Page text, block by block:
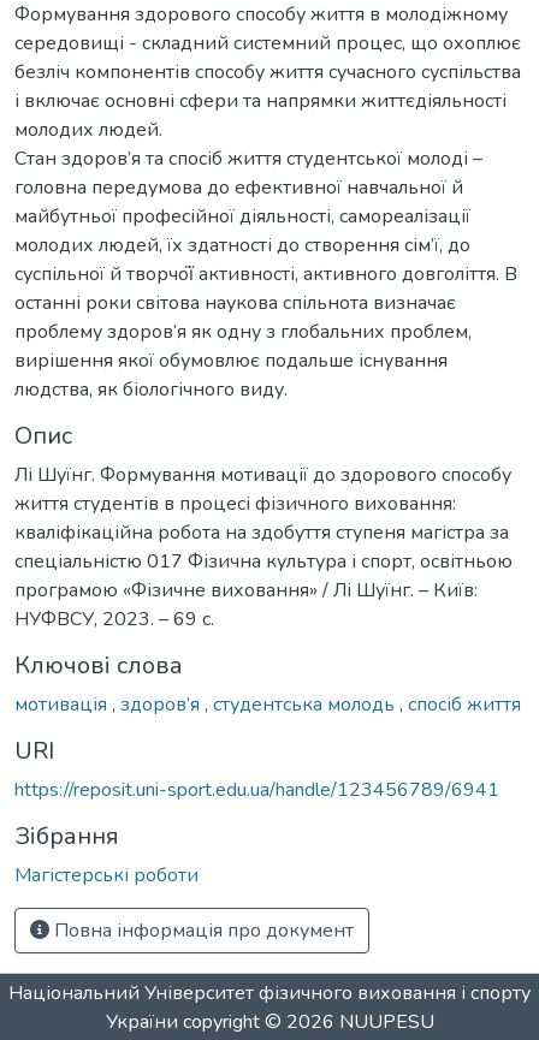
Формування здорового способу життя в молодіжному
середовищі - складний системний процес, що охоплює
безліч компонентів способу життя сучасного суспільства
і включає основні сфери та напрямки життєдіяльності
молодих людей.
Стан здоров’я та спосіб життя студентської молоді –
головна передумова до ефективної навчальної й
майбутньої професійної діяльності, самореалізації
молодих людей, їх здатності до створення сім’ї, до
суспільної й творчої̈ активності, активного довголіття. В
останні роки світова наукова спільнота визначає
проблему здоров’я як одну з глобальних проблем,
вирішення якої обумовлює подальше існування
людства, як біологічного виду.
Опис
Лі Шуїнг. Формування мотивації до здорового способу
життя студентів в процесі фізичного виховання:
кваліфікаційна робота на здобуття ступеня магістра за
спеціальністю 017 Фізична культура і спорт, освітньою
програмою «Фізичне виховання» / Лі Шуїнг. – Київ:
НУФВСУ, 2023. – 69 с.
Ключові слова
мотивація , здоров’я , студентська молодь , спосіб життя
URI
https://reposit.uni-sport.edu.ua/handle/123456789/6941
Зібрання
Магістерські роботи
Повна інформація про документ
Національний Університет фізичного виховання і спорту
України copyright © 2026 NUUPESU